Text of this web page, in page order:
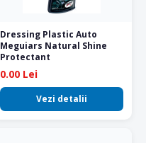
Dressing Plastic Auto
Meguiars Natural Shine
Protectant
0.00 Lei
Vezi detalii